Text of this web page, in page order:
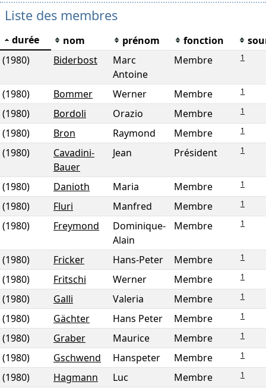
Liste des membres
durée nom prénom fonction
(1980)
Biderbost
Marc
Antoine
Membre 1
(1980) Bommer Werner Membre 1
(1980) Bordoli Orazio Membre 1
(1980) Bron Raymond Membre 1
(1980)
Cavadini-
Bauer
Jean Président 1
(1980) Danioth Maria Membre 1
(1980) Fluri Manfred Membre 1
(1980) Freymond
Dominique-
Alain
Membre 1
(1980) Fricker Hans-Peter Membre 1
(1980) Fritschi Werner Membre 1
(1980) Galli Valeria Membre 1
(1980) Gächter Hans Peter Membre 1
(1980) Graber Maurice Membre 1
(1980) Gschwend Hanspeter Membre 1
(1980) Hagmann Luc Membre 1